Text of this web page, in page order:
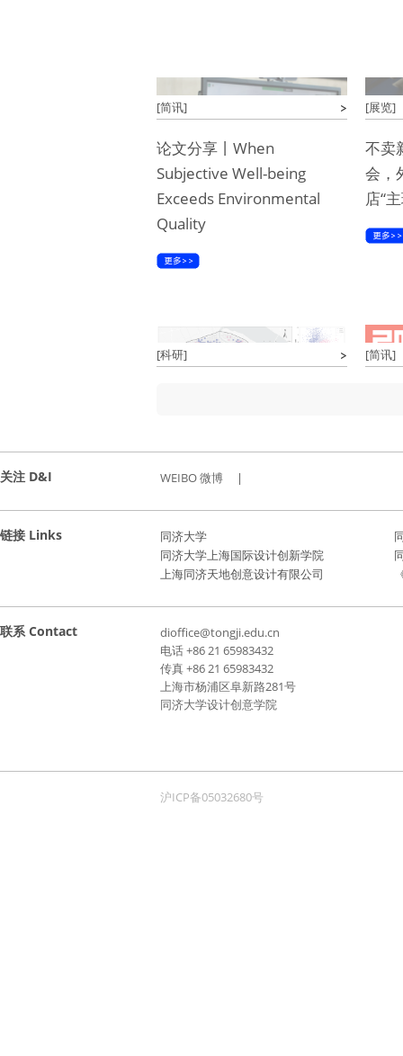
[简讯] [展览]
论文分享丨When
Subjective Well-being
Exceeds Environmental
Quality
[科研]
不卖
会，
店“
[简讯]
关注 D&I WEIBO 微博 |
链接 Links 同济大学
同济大学上海国际设计创新学院
上海同济天地创意设计有限公司
联系 Contact
dioffice@tongji.edu.cn
电话 +86 21 65983432
传真 +86 21 65983432
上海市杨浦区阜新路281号
同济大学设计创意学院
沪ICP备05032680号